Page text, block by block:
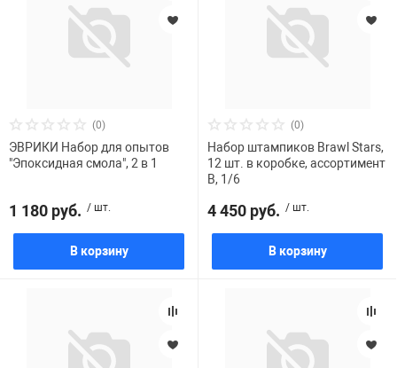
(0)
ЭВРИКИ Набор для опытов
"Эпоксидная смола", 2 в 1
1 180 руб. / шт.
В корзину
(0)
Набор штампиков Brawl Stars,
12 шт. в коробке, ассортимент
B, 1/6
4 450 руб. / шт.
В корзину